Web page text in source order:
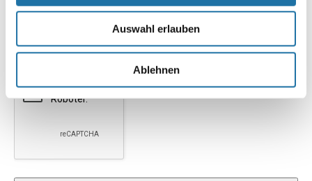
Auswahl erlauben
Ablehnen